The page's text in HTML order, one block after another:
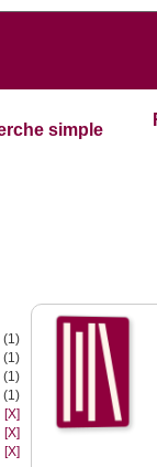
simple
(1)
(1)
(1)
(1)
[X]
[X]
[X]